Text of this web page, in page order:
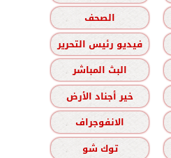
الصحف
فيديو رئيس التحرير
البث المباشر
خير أجناد الأرض
الانفوجراف
توك شو